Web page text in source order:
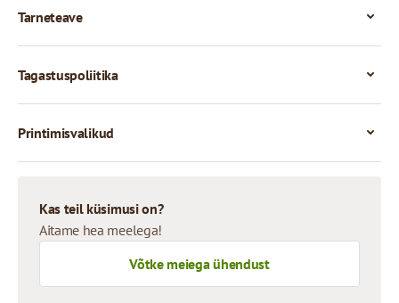
Tarneteave
Tagastuspoliitika
Printimisvalikud
Kas teil küsimusi on?
Aitame hea meelega!
Võtke meiega ühendust